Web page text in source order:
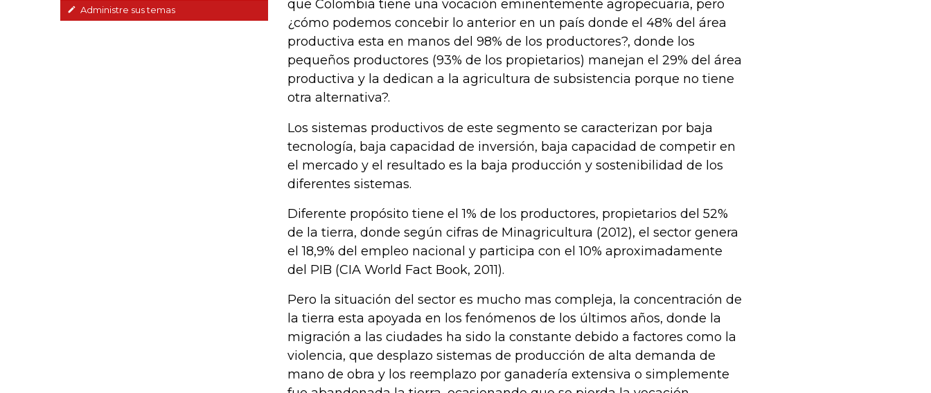
Administre sus temas
que Colombia tiene una vocación eminentemente agropecuaria, pero
¿cómo podemos concebir lo anterior en un país donde el 48% del área
productiva esta en manos del 98% de los productores?, donde los
pequeños productores (93% de los propietarios) manejan el 29% del área
productiva y la dedican a la agricultura de subsistencia porque no tiene
otra alternativa?.
Los sistemas productivos de este segmento se caracterizan por baja
tecnología, baja capacidad de inversión, baja capacidad de competir en
el mercado y el resultado es la baja producción y sostenibilidad de los
diferentes sistemas.
Diferente propósito tiene el 1% de los productores, propietarios del 52%
de la tierra, donde según cifras de Minagricultura (2012), el sector genera
el 18,9% del empleo nacional y participa con el 10% aproximadamente
del PIB (CIA World Fact Book, 2011).
Pero la situación del sector es mucho mas compleja, la concentración de
la tierra esta apoyada en los fenómenos de los últimos años, donde la
migración a las ciudades ha sido la constante debido a factores como la
violencia, que desplazo sistemas de producción de alta demanda de
mano de obra y los reemplazo por ganadería extensiva o simplemente